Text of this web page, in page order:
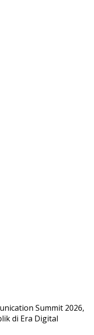
Summit 2026,
di Era Digital